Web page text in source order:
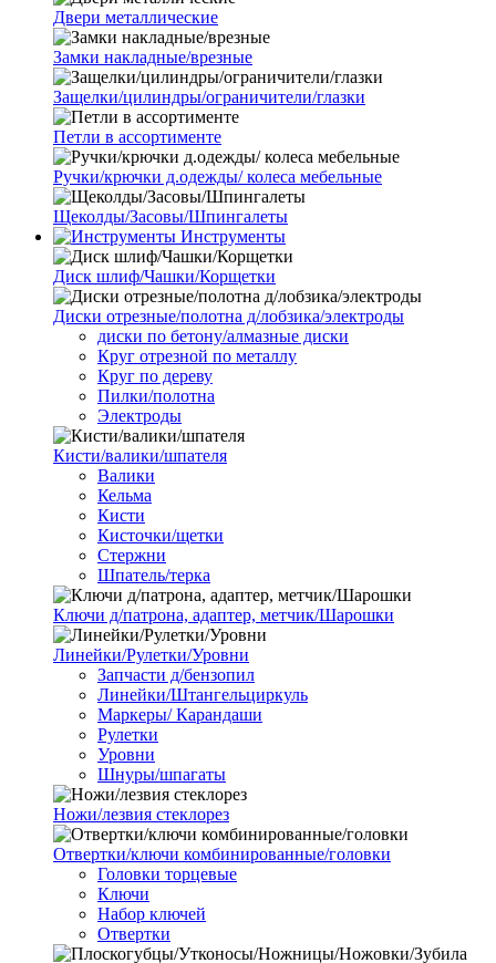
Двери металлические
Замки накладные/врезные
Защелки/цилиндры/ограничители/глазки
Петли в ассортименте
Ручки/крючки д.одежды/ колеса мебельные
Щеколды/Засовы/Шпингалеты
Инструменты
Диск шлиф/Чашки/Корщетки
Диски отрезные/полотна д/лобзика/электроды
диски по бетону/алмазные диски
Круг отрезной по металлу
Круг по дереву
Пилки/полотна
Электроды
Кисти/валики/шпателя
Валики
Кельма
Кисти
Кисточки/щетки
Стержни
Шпатель/терка
Ключи д/патрона, адаптер, метчик/Шарошки
Линейки/Рулетки/Уровни
Запчасти д/бензопил
Линейки/Штангельциркуль
Маркеры/ Карандаши
Рулетки
Уровни
Шнуры/шпагаты
Ножи/лезвия стеклорез
Отвертки/ключи комбинированные/головки
Головки торцевые
Ключи
Набор ключей
Отвертки